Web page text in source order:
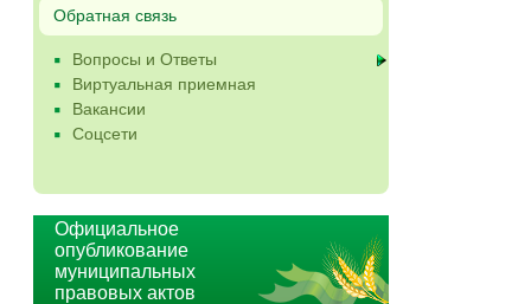
Обратная связь
Вопросы и Ответы
Виртуальная приемная
Вакансии
Соцсети
Официальное
опубликование
муниципальных
правовых актов